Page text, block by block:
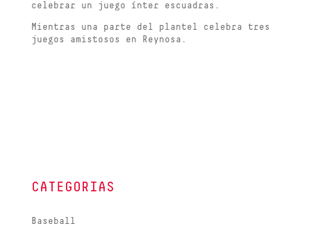
celebrar un juego ínter escuadras.
Mientras una parte del plantel celebra tres
juegos amistosos en Reynosa.
CATEGORIAS
Baseball